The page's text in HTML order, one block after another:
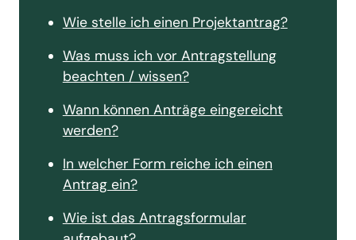
Wie stelle ich einen Projektantrag?
Was muss ich vor Antragstellung
beachten / wissen?
Wann können Anträge eingereicht
werden?
In welcher Form reiche ich einen
Antrag ein?
Wie ist das Antragsformular